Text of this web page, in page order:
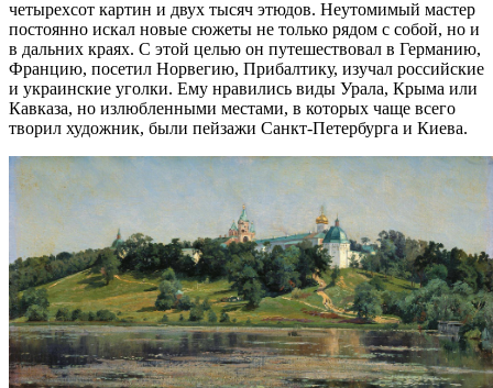
четырехсот картин и двух тысяч этюдов. Неутомимый мастер
постоянно искал новые сюжеты не только рядом с собой, но и
в дальних краях. С этой целью он путешествовал в Германию,
Францию, посетил Норвегию, Прибалтику, изучал российские
и украинские уголки. Ему нравились виды Урала, Крыма или
Кавказа, но излюбленными местами, в которых чаще всего
творил художник, были пейзажи Санкт-Петербурга и Киева.